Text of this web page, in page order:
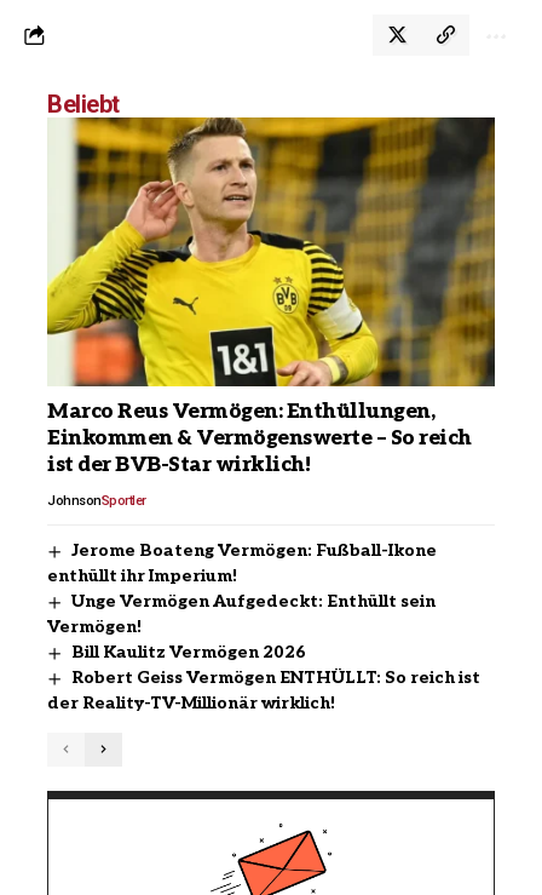
Beliebt
Marco Reus Vermögen: Enthüllungen,
Einkommen & Vermögenswerte – So reich
ist der BVB-Star wirklich!
JohnsonSportler
Jerome Boateng Vermögen: Fußball-Ikone
enthüllt ihr Imperium!
Unge Vermögen Aufgedeckt: Enthüllt sein
Vermögen!
Bill Kaulitz Vermögen 2026
Robert Geiss Vermögen ENTHÜLLT: So reich ist
der Reality-TV-Millionär wirklich!